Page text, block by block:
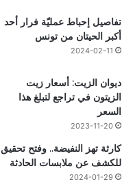
تفاصيل إحباط عمليّة فرار أحد
أكبر الحيتان من تونس
2024-02-11
ديوان الزيت: أسعار زيت
الزيتون في تراجع لتبلغ هذا
السعر
2023-11-20
كارثة تهز النفيضة.. وفتح تحقيق
للكشف عن ملابسات الحادثة
2024-01-29